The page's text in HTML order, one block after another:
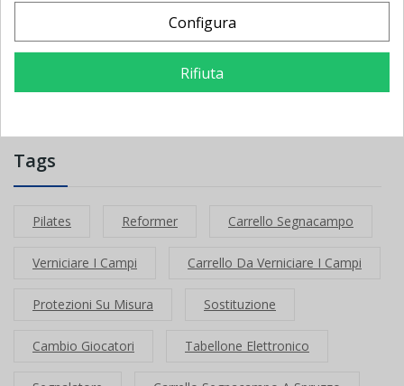
PROTEZIONI ANTINFORTUNISTICHE PER INTERNO
PROTEZIONI ANTINFORTUNISTICHE PER ESTERNO 
GIOCHI ASILO NIDO - SCUOLA INFANZIA
ARREDO ASILO NIDO - SCUOLA INFANZIA
Tags
Pilates Reformer Carrello Segnacampo
Verniciare I Campi Carrello Da Verniciare I Campi
Protezioni Su Misura Sostituzione
Cambio Giocatori Tabellone Elettronico
Configura
Rifiuta